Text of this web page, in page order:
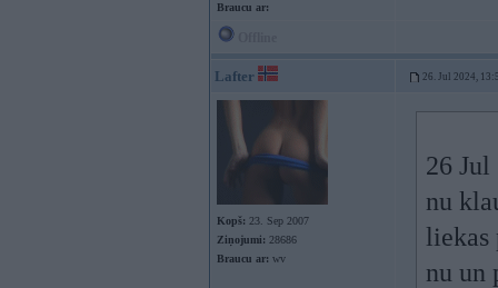
Braucu ar:
Lafter 26. Jul 2024,
Kopš: 23. Sep 2007
Ziņojumi: 28686
Braucu ar: wv
26
nu
liekas
nu un